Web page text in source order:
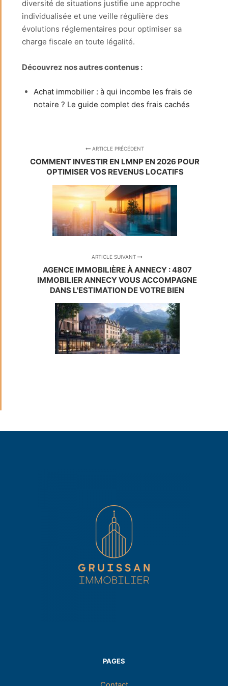
diversité de situations justifie une approche
individualisée et une veille régulière des
évolutions réglementaires pour optimiser sa
charge fiscale en toute légalité.
Découvrez nos autres contenus :
Achat immobilier : à qui incombe les frais de
notaire ? Le guide complet des frais cachés
ARTICLE PRÉCÉDENT
COMMENT INVESTIR EN LMNP EN 2026 POUR
OPTIMISER VOS REVENUS LOCATIFS
ARTICLE SUIVANT
AGENCE IMMOBILIÈRE À ANNECY : 4807
IMMOBILIER ANNECY VOUS ACCOMPAGNE
DANS L'ESTIMATION DE VOTRE BIEN
PAGES